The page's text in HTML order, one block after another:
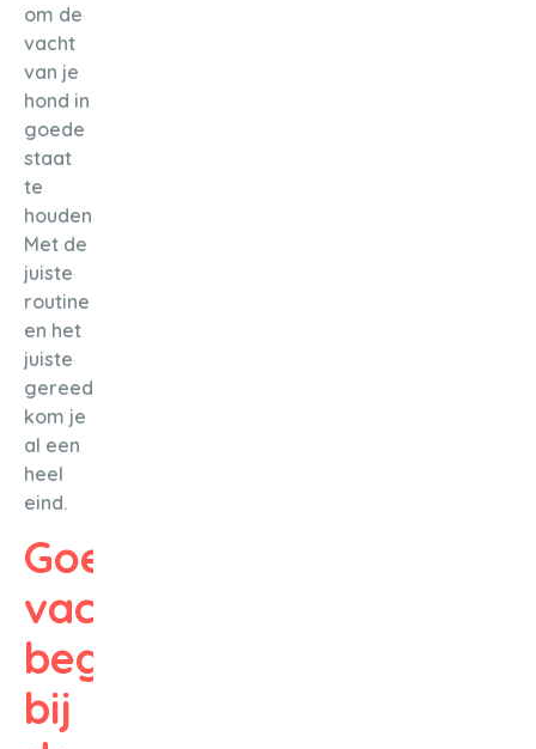
om de
vacht
van je
hond in
goede
staat
te
houden.
Met de
juiste
routine
en het
juiste
gereedschap
kom je
al een
heel
eind.
Goede
vachtverzorging
begint
bij